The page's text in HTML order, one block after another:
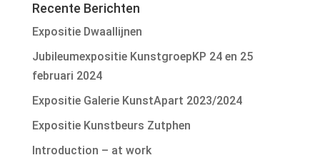
Recente Berichten
Expositie Dwaallijnen
Jubileumexpositie KunstgroepKP 24 en 25
februari 2024
Expositie Galerie KunstApart 2023/2024
Expositie Kunstbeurs Zutphen
Introduction – at work